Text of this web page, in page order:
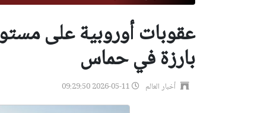
عقوبات أوروبية على
بارزة في حماس
أخبار العالم 2026-05-11 09:29:50